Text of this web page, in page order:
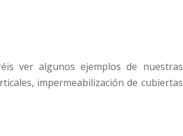
ver algunos ejemplos de nuestras
impermeabilización de cubiertas